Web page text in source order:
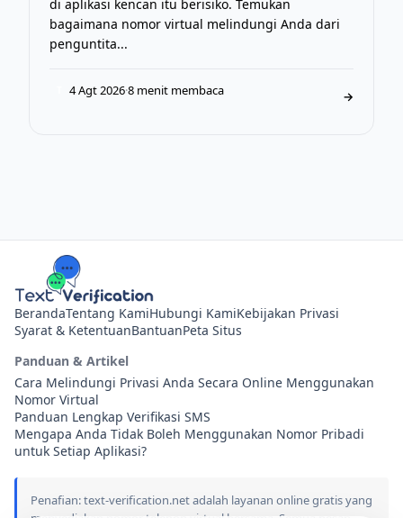
di aplikasi kencan itu berisiko. Temukan
bagaimana nomor virtual melindungi Anda dari
penguntita...
4 Agt 2026·8 menit membaca →
BerandaTentang KamiHubungi KamiKebijakan Privasi
Syarat & KetentuanBantuanPeta Situs
Panduan & Artikel
Cara Melindungi Privasi Anda Secara Online Menggunakan
Nomor Virtual
Panduan Lengkap Verifikasi SMS
Mengapa Anda Tidak Boleh Menggunakan Nomor Pribadi
untuk Setiap Aplikasi?
Penafian: text-verification.net adalah layanan online gratis yang